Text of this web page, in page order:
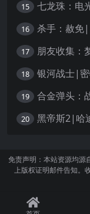
15
16 杀手：赦
17
18
19 合金弹头：
20 黑帝斯2|哈
免责声明：本站资源均源
上版权证明邮件告知。